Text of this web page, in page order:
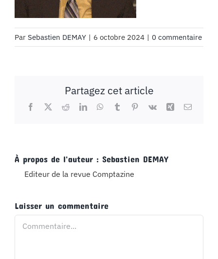
Par Sebastien DEMAY | 6 octobre 2024 | 0 commentaire
Partagez cet article
Facebook
X RedditLinkedInWhatsApp
TumblrPinterest
Vk Xing Email
À propos de l'auteur : Sebastien DEMAY
Editeur de la revue Comptazine
Laisser un commentaire
Commentaire